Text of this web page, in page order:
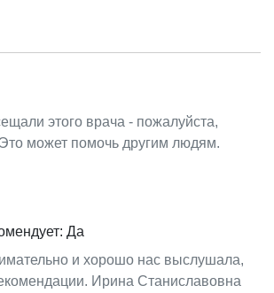
этого врача - пожалуйста,
может помочь другим людям.
Да
и хорошо нас выслушала,
Ирина Станиславовна